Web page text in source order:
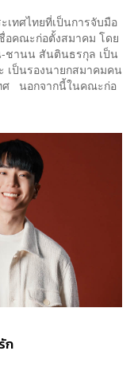
ทศไทยที่เป็นการจับมือ
อคณะก่อตั้งสมาคม โดย
ชานน สันตินธรกุล เป็น
ป็นรองนายกสมาคมคน
ศ นอกจากนี้ในคณะก่อ
ก